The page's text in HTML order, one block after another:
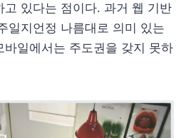
고 있다는 점이다. 과거 웹 기반
일지언정 나름대로 의미 있는
일에서는 주도권을 갖지 못하